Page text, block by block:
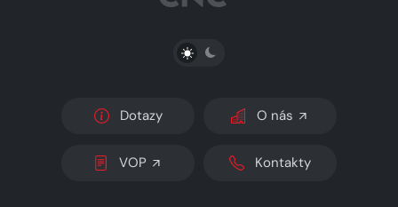
PŘEPNOUT SVĚTLÝ/TMAVÝ REŽIM
Dotazy O nás
VOP Kontakty